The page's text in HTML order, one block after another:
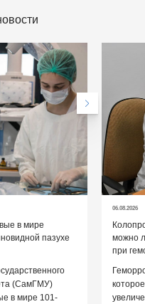
в мире
пазухе
(СамГМУ)
в мире 101-
06.08.2026
можно
при